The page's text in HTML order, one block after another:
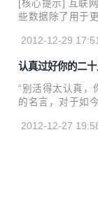
每一个普通人的
动互联网以远超
[核心提示] 互联
些数据除了用于
买的礼物，自己
法等方向，最后
大部分站点会匿
恶感。 但是如果
分乐意的。 本文
2012-12-29
认真过好你的二
“别活得太认真，
的名言，对于如
为一个工作狂、
《The
2012-12-27